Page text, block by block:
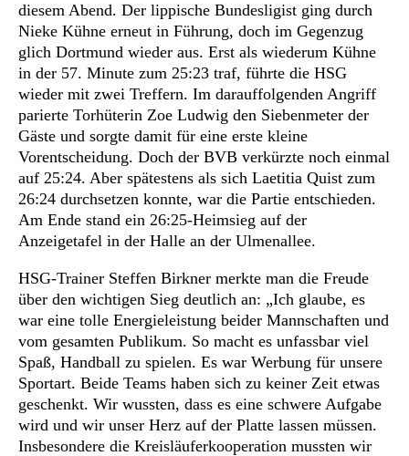
diesem Abend. Der lippische Bundesligist ging durch
Nieke Kühne erneut in Führung, doch im Gegenzug
glich Dortmund wieder aus. Erst als wiederum Kühne
in der 57. Minute zum 25:23 traf, führte die HSG
wieder mit zwei Treffern. Im darauffolgenden Angriff
parierte Torhüterin Zoe Ludwig den Siebenmeter der
Gäste und sorgte damit für eine erste kleine
Vorentscheidung. Doch der BVB verkürzte noch einmal
auf 25:24. Aber spätestens als sich Laetitia Quist zum
26:24 durchsetzen konnte, war die Partie entschieden.
Am Ende stand ein 26:25-Heimsieg auf der
Anzeigetafel in der Halle an der Ulmenallee.
HSG-Trainer Steffen Birkner merkte man die Freude
über den wichtigen Sieg deutlich an: „Ich glaube, es
war eine tolle Energieleistung beider Mannschaften und
vom gesamten Publikum. So macht es unfassbar viel
Spaß, Handball zu spielen. Es war Werbung für unsere
Sportart. Beide Teams haben sich zu keiner Zeit etwas
geschenkt. Wir wussten, dass es eine schwere Aufgabe
wird und wir unser Herz auf der Platte lassen müssen.
Insbesondere die Kreisläuferkooperation mussten wir